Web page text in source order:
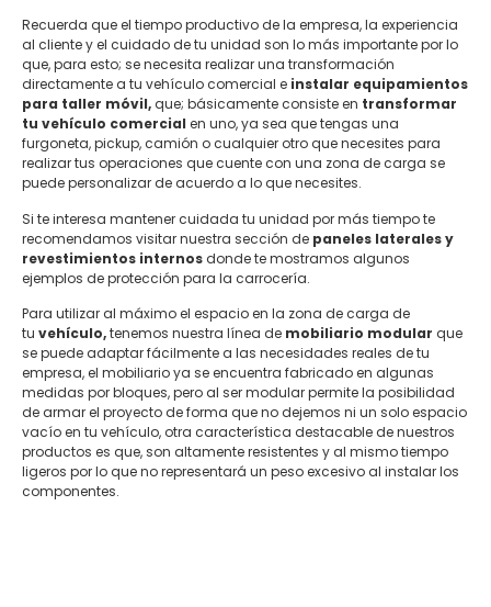
Recuerda que el tiempo productivo de la empresa, la experiencia
al cliente y el cuidado de tu unidad son lo más importante por lo
que, para esto; se necesita realizar una transformación
directamente a tu vehículo comercial e instalar equipamientos
para taller móvil,que; básicamente consiste en transformar
tu vehículo comercial en uno, ya sea que tengas una
furgoneta, pickup, camión o cualquier otro que necesites para
realizar tus operaciones que cuente con una zona de carga se
puede personalizar de acuerdo a lo que necesites.
Si te interesa mantener cuidada tu unidad por más tiempo te
recomendamos visitar nuestra sección de paneles laterales y
revestimientos internosdonde te mostramos algunos
ejemplos de protección para la carrocería.
Para utilizar al máximo el espacio en la zona de carga de
tu vehículo,tenemos nuestra línea de mobiliario modular que
se puede adaptar fácilmente a las necesidades reales de tu
empresa, el mobiliario ya se encuentra fabricado en algunas
medidas por bloques, pero al ser modular permite la posibilidad
de armar el proyecto de forma que no dejemos ni un solo espacio
vacío en tu vehículo, otra característica destacable de nuestros
productos es que, son altamente resistentes y al mismo tiempo
ligeros por lo que no representará un peso excesivo al instalar los
componentes.